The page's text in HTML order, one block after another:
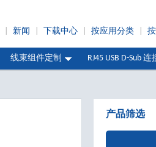
新闻 下载中心 按应用分类
线束组件定制 RJ45 USB D-Sub 连
产品筛选